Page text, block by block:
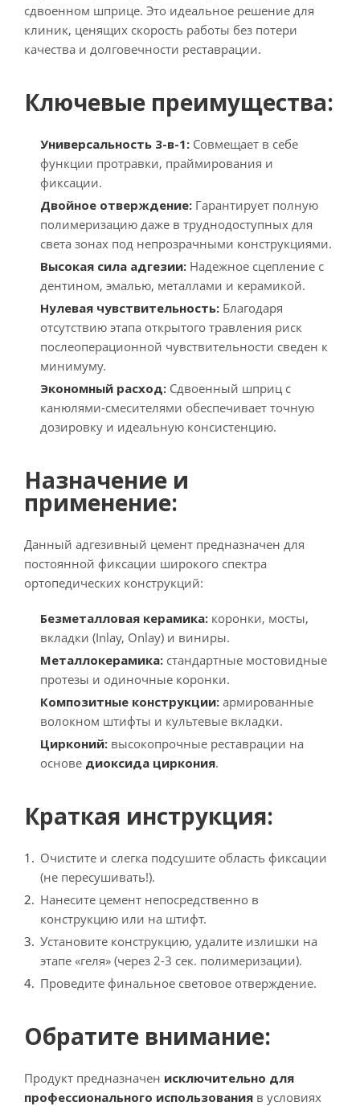
сдвоенном шприце. Это идеальное решение для
клиник, ценящих скорость работы без потери
качества и долговечности реставрации.
Ключевые преимущества:
Универсальность 3-в-1: Совмещает в себе
функции протравки, праймирования и
фиксации.
Двойное отверждение: Гарантирует полную
полимеризацию даже в труднодоступных для
света зонах под непрозрачными конструкциями.
Высокая сила адгезии: Надежное сцепление с
дентином, эмалью, металлами и керамикой.
Нулевая чувствительность: Благодаря
отсутствию этапа открытого травления риск
послеоперационной чувствительности сведен к
минимуму.
Экономный расход: Сдвоенный шприц с
канюлями-смесителями обеспечивает точную
дозировку и идеальную консистенцию.
Назначение и
применение:
Данный адгезивный цемент предназначен для
постоянной фиксации широкого спектра
ортопедических конструкций:
Безметалловая керамика: коронки, мосты,
вкладки (Inlay, Onlay) и виниры.
Металлокерамика: стандартные мостовидные
протезы и одиночные коронки.
Композитные конструкции: армированные
волокном штифты и культевые вкладки.
Цирконий: высокопрочные реставрации на
основе диоксида циркония.
Краткая инструкция:
Очистите и слегка подсушите область фиксации
(не пересушивать!).
Нанесите цемент непосредственно в
конструкцию или на штифт.
Установите конструкцию, удалите излишки на
этапе «геля» (через 2-3 сек. полимеризации).
Проведите финальное световое отверждение.
Обратите внимание:
Продукт предназначен исключительно для
профессионального использования в условиях